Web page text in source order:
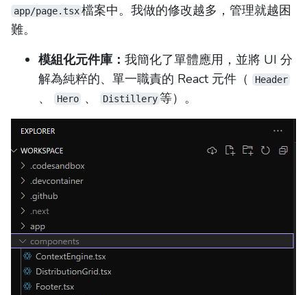
app/page.tsx 檔案中。我做的修改越多，管理就越困
難。
模組化元件庫： 我簡化了單體應用，並將 UI 分
解為純粹的、單一職責的 React 元件（
Header
、 Hero 、 Distillery 等）。